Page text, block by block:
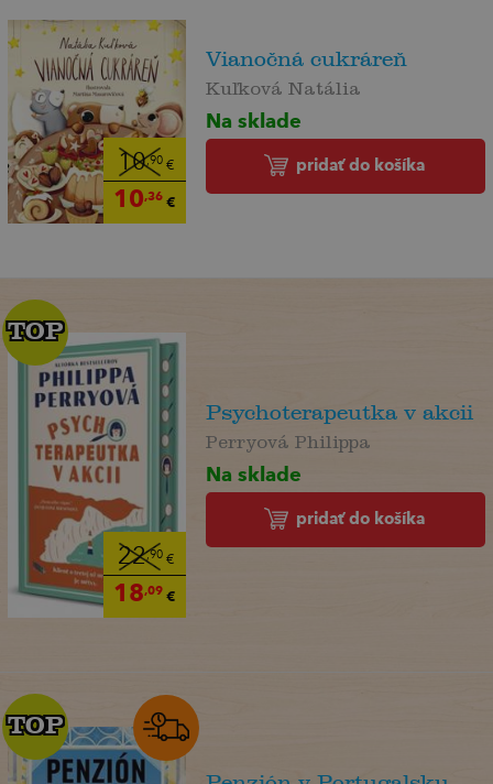
10,90€
10,36€
Vianočná cukráreň
Kuľková Natália
Na sklade
pridať do košíka
22,90€
18,09€
TOP
TOP
Psychoterapeutka v akcii
Perryová Philippa
Na sklade
pridať do košíka
TOP
TOP